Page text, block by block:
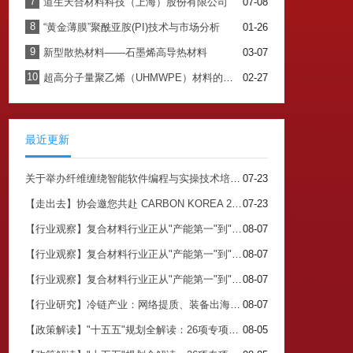
8 01-26
“黄金薄膜”聚酰亚胺(PI)技术与市场分析
9 03-07
新型散热材料——石墨烯高导热材料
10 02-27
超高分子量聚乙烯（UHMWPE）材料的最新应用与未来展望
最近更新
07-23
关于举办纤维缠绕智能软件编程与实操技术培训班的通知
07-23
【走出去】协会邀您共赴 CARBON KOREA 2026 搭建中韩碳产业对接核心平台
08-07
【行业观察】复合材料行业正从"产能第一"到"价值第一"（三）
08-07
【行业观察】复合材料行业正从"产能第一"到"价值第一"（二）
08-07
【行业观察】复合材料行业正从"产能第一"到"价值第一"（一）
08-07
【行业研究】冷链产业：网络提质、装备出海、生物基材料落地，三线齐发
08-05
【政策解读】"十五五"规划全解读：26项专项规划背后的关注点与市场机会（四）